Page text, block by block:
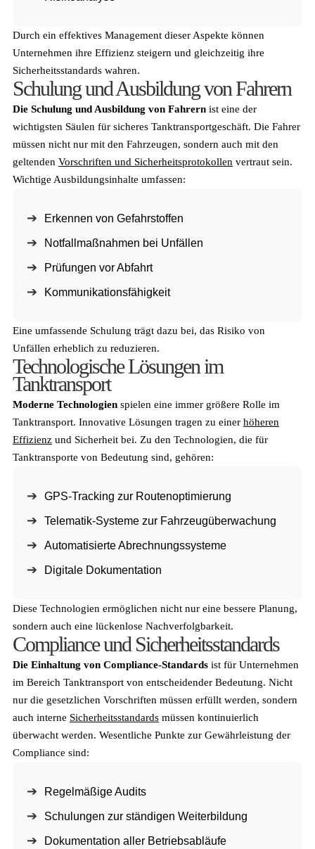
Durch ein effektives Management dieser Aspekte können
Unternehmen ihre Effizienz steigern und gleichzeitig ihre
Sicherheitsstandards wahren.
Schulung und Ausbildung von Fahrern
Die Schulung und Ausbildung von Fahrern ist eine der
wichtigsten Säulen für sicheres Tanktransportgeschäft. Die Fahrer
müssen nicht nur mit den Fahrzeugen, sondern auch mit den
geltenden Vorschriften und Sicherheitsprotokollen vertraut sein.
Wichtige Ausbildungsinhalte umfassen:
Erkennen von Gefahrstoffen
Notfallmaßnahmen bei Unfällen
Prüfungen vor Abfahrt
Kommunikationsfähigkeit
Eine umfassende Schulung trägt dazu bei, das Risiko von
Unfällen erheblich zu reduzieren.
Technologische Lösungen im
Tanktransport
Moderne Technologien spielen eine immer größere Rolle im
Tanktransport. Innovative Lösungen tragen zu einer höheren
Effizienz und Sicherheit bei. Zu den Technologien, die für
Tanktransporte von Bedeutung sind, gehören:
GPS-Tracking zur Routenoptimierung
Telematik-Systeme zur Fahrzeugüberwachung
Automatisierte Abrechnungssysteme
Digitale Dokumentation
Diese Technologien ermöglichen nicht nur eine bessere Planung,
sondern auch eine lückenlose Nachverfolgbarkeit.
Compliance und Sicherheitsstandards
Die Einhaltung von Compliance-Standards ist für Unternehmen
im Bereich Tanktransport von entscheidender Bedeutung. Nicht
nur die gesetzlichen Vorschriften müssen erfüllt werden, sondern
auch interne Sicherheitsstandards müssen kontinuierlich
überwacht werden. Wesentliche Punkte zur Gewährleistung der
Compliance sind:
Regelmäßige Audits
Schulungen zur ständigen Weiterbildung
Dokumentation aller Betriebsabläufe